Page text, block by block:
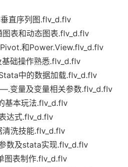
直序列图.flv_d.flv
表和动态图表.flv_d.flv
和Power.View.flv_d.flv
础操作熟悉.flv_d.flv
中的数据加载.flv_d.flv
变量及变量相关参数.flv_d.flv
基本玩法.flv_d.flv
达式.flv_d.flv
洗技能.flv_d.flv
数及stata实现.flv_d.flv
图表制作.flv_d.flv